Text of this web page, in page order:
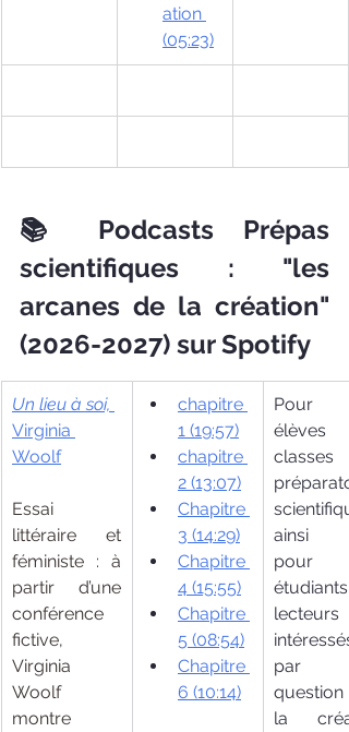
ation
(05:23)
📚 Podcasts Prépas
scientifiques : "les
arcanes de la création"
(2026-2027) sur Spotify
Un lieu à soi,
Virginia
Woolf
Essai
littéraire et
féministe : à
partir d’une
conférence
fictive,
Virginia
Woolf
montre
chapitre
1 (19:57)
chapitre
2 (13:07)
Chapitre
3 (14:29)
Chapitre
4 (15:55)
Chapitre
5 (08:54)
Chapitre
6 (10:14)
Pour
élèves
classes
ainsi
pour
lecteurs
intéressés
par
la